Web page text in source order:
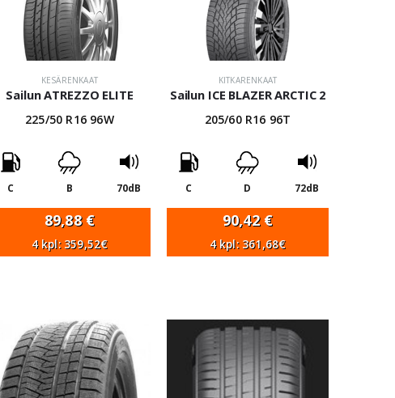
KESÄRENKAAT
Sailun ATREZZO ELITE
225/50 R16 96W
C B 70dB
89,88 €
4 kpl: 359,52€
KITKARENKAAT
Sailun ICE BLAZER ARCTIC 2
205/60 R16 96T
C D 72dB
90,42 €
4 kpl: 361,68€